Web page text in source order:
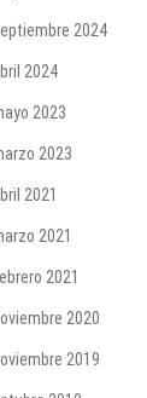
2024
2024
2023
2023
2021
2021
2021
2020
2019